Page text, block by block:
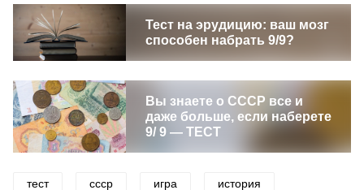
Тест на эрудицию: ваш мозг
способен набрать 9/9?
Вы знаете о СССР все и
даже больше, если наберете
9/ 9 — ТЕСТ
тест ссср игра история